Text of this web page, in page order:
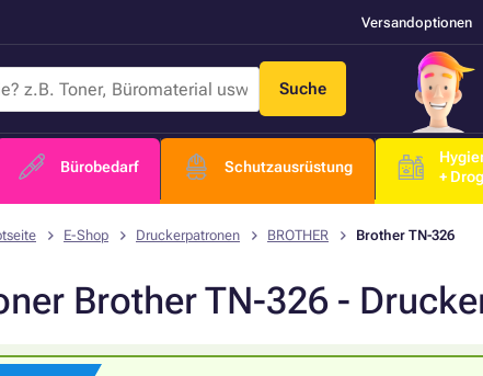
Versandoptionen
Suche
Bürobedarf Schutzausrüstung
+
E-Shop Druckerpatronen BROTHER Brother TN-326
Brother TN-326 -